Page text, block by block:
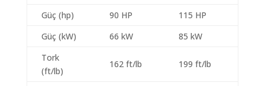
Güç (hp) 90 HP
115 HP
Güç (kW)
66 kW
85 kW
Tork
(ft/lb)
162 ft/lb 199 ft/lb